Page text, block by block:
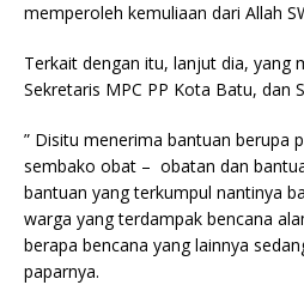
memperoleh kemuliaan dari Allah
Terkait dengan itu, lanjut dia, yang
Sekretaris MPC PP Kota Batu, dan
” Disitu menerima bantuan berupa
sembako obat – obatan dan
bantuan yang terkumpul nantinya
warga yang terdampak bencana
berapa bencana yang lainnya
paparnya.